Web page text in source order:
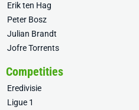
Erik ten Hag
Peter Bosz
Julian Brandt
Jofre Torrents
Competities
Eredivisie
Ligue 1